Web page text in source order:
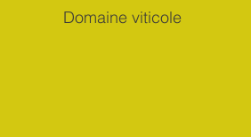
Domaine viticole